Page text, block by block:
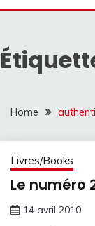
Home
Livres/Books
Le numéro
14 avril 2010